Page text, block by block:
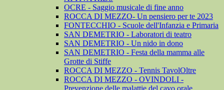
OCRE - Saggio musicale di fine anno
ROCCA DI MEZZO- Un pensiero per te 2023
FONTECCHIO - Scuole dell'Infanzia e Primaria
SAN DEMETRIO - Laboratori di teatro
SAN DEMETRIO - Un nido in dono
SAN DEMETRIO - Festa della mamma alle
Grotte di Stiffe
ROCCA DI MEZZO - Tennis TavolOltre
ROCCA DI MEZZO - OVINDOLI -